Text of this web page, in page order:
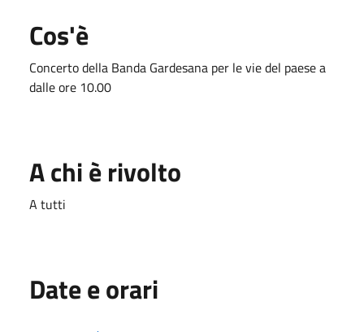
Cos'è
Concerto della Banda Gardesana per le vie del paese a
dalle ore 10.00
A chi è rivolto
A tutti
Date e orari